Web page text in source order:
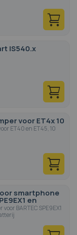
IS540.x
voor ET4x 10
ET40 en ET45, 10
smartphone
en
BARTEC SPE9EX1